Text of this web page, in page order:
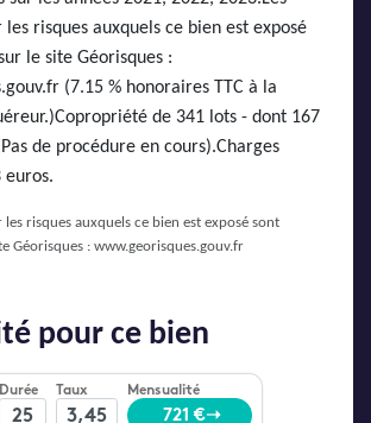
risques auxquels ce bien est exposé
le site Géorisques :
(7.15 % honoraires TTC à la
de 341 lots - dont 167
de procédure en cours).Charges
euros.
risques auxquels ce bien est exposé sont
Géorisques : www.georisques.gouv.fr
pour ce bien